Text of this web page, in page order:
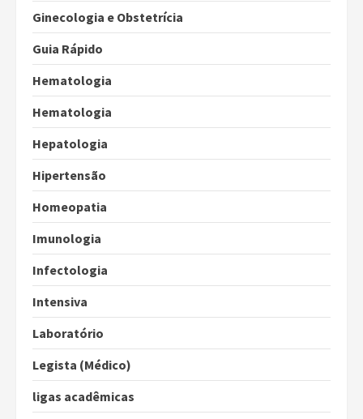
Ginecologia e Obstetrícia
Guia Rápido
Hematologia
Hematologia
Hepatologia
Hipertensão
Homeopatia
Imunologia
Infectologia
Intensiva
Laboratório
Legista (Médico)
ligas acadêmicas